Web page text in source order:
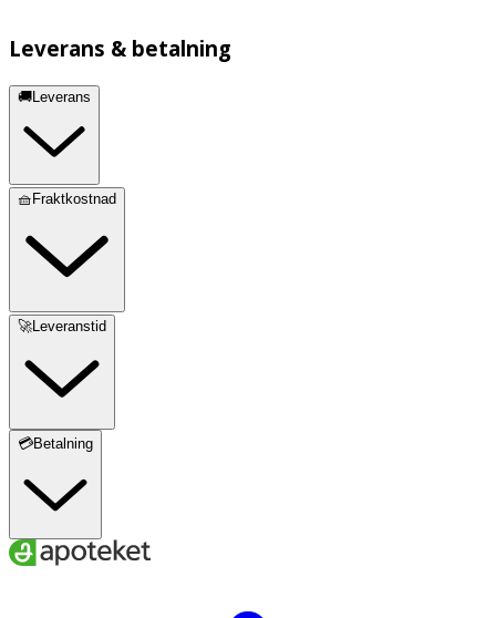
Leverans & betalning
🚚Leverans
🧺Fraktkostnad
🚀Leveranstid
💳Betalning